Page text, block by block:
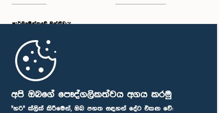
අපි ඔබගේ පෞද්ගලිකත්වය අගය කරමු
"හරි" ක්ලික් කිරීමෙන්, ඔබ පහත සඳහන් දේට එකඟ වේ:
පාර්ලි‌මේන්තුවේ මන්ත්‍රීවරු
මුල් පිටුව
පාර්ලිමේන්තු ජංගම යෙදුම